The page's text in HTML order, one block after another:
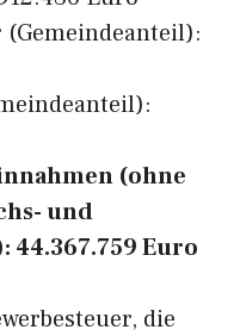
(ohne
und
44.367.759 Euro
die